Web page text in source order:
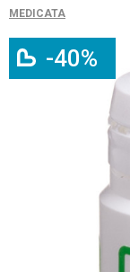
MEDICATA
-40%